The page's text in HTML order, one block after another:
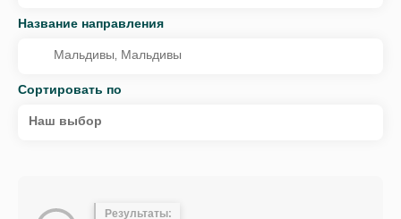
Название направления
Сортировать по
Наш выбор
Результаты: